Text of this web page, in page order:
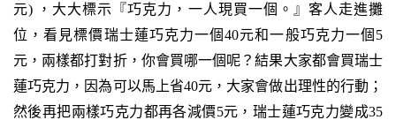
元) ，大大標示『巧克力，一人現買一個。』客人走進攤
位，看見標價瑞士蓮巧克力一個40元和一般巧克力一個5
元，兩樣都打對折，你會買哪一個呢？結果大家都會買瑞士
蓮巧克力，因為可以馬上省40元，大家會做出理性的行動；
然後再把兩樣巧克力都再各減價5元，瑞士蓮巧克力變成35